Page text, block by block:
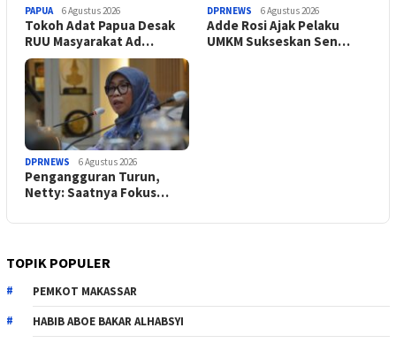
PAPUA 6 Agustus 2026
Tokoh Adat Papua Desak
RUU Masyarakat Ad…
DPRNEWS 6 Agustus 2026
Adde Rosi Ajak Pelaku
UMKM Sukseskan Sen…
DPRNEWS 6 Agustus 2026
Pengangguran Turun,
Netty: Saatnya Fokus…
TOPIK POPULER
PEMKOT MAKASSAR
HABIB ABOE BAKAR ALHABSYI